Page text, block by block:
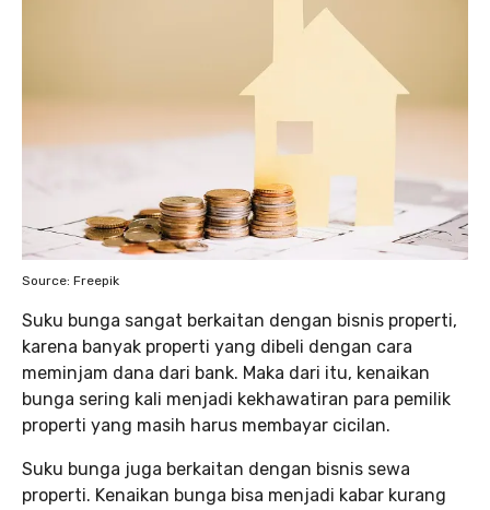
Source: Freepik
Suku bunga sangat berkaitan dengan bisnis properti,
karena banyak properti yang dibeli dengan cara
meminjam dana dari bank. Maka dari itu, kenaikan
bunga sering kali menjadi kekhawatiran para pemilik
properti yang masih harus membayar cicilan.
Suku bunga juga berkaitan dengan bisnis sewa
properti. Kenaikan bunga bisa menjadi kabar kurang